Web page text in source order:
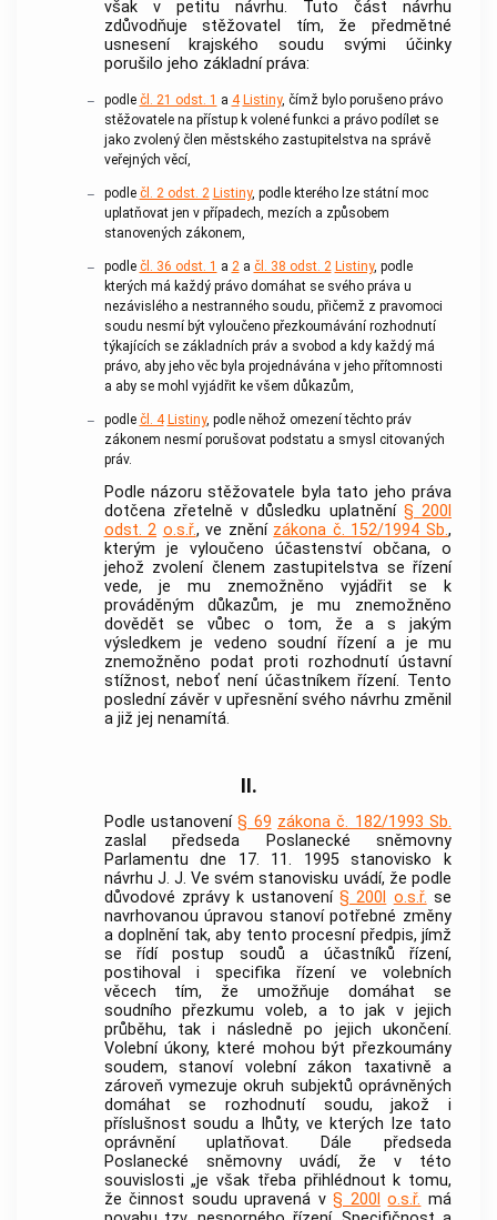
však v petitu návrhu. Tuto část návrhu
zdůvodňuje stěžovatel tím, že předmětné
usnesení krajského soudu svými účinky
porušilo jeho základní práva:
– podle čl. 21 odst. 1 a 4 Listiny, čímž bylo porušeno právo
stěžovatele na přístup k volené funkci a právo podílet se
jako zvolený člen městského zastupitelstva na správě
veřejných věcí,
– podle čl. 2 odst. 2 Listiny, podle kterého lze státní moc
uplatňovat jen v případech, mezích a způsobem
stanovených zákonem,
– podle čl. 36 odst. 1 a 2a čl. 38 odst. 2 Listiny, podle
kterých má každý právo domáhat se svého práva u
nezávislého a nestranného soudu, přičemž z pravomoci
soudu nesmí být vyloučeno přezkoumávání rozhodnutí
týkajících se základních práv a svobod a kdy každý má
právo, aby jeho věc byla projednávána v jeho přítomnosti
a aby se mohl vyjádřit ke všem důkazům,
– podle čl. 4 Listiny, podle něhož omezení těchto práv
zákonem nesmí porušovat podstatu a smysl citovaných
práv.
Podle názoru stěžovatele byla tato jeho práva
dotčena zřetelně v důsledku uplatnění § 200l
odst. 2 o.s.ř., ve znění zákona č. 152/1994 Sb.,
kterým je vyloučeno účastenství občana, o
jehož zvolení členem zastupitelstva se řízení
vede, je mu znemožněno vyjádřit se k
prováděným důkazům, je mu znemožněno
dovědět se vůbec o tom, že a s jakým
výsledkem je vedeno soudní řízení a je mu
znemožněno podat proti rozhodnutí ústavní
stížnost, neboť není účastníkem řízení. Tento
poslední závěr v upřesnění svého návrhu změnil
a již jej nenamítá.
II.
Podle ustanovení§ 69 zákona č. 182/1993 Sb.
zaslal předseda Poslanecké sněmovny
Parlamentu dne 17. 11. 1995 stanovisko k
návrhu J. J. Ve svém stanovisku uvádí, že podle
důvodové zprávy k ustanovení § 200l o.s.ř. se
navrhovanou úpravou stanoví potřebné změny
a doplnění tak, aby tento procesní předpis, jímž
se řídí postup soudů a účastníků řízení,
postihoval i specifika řízení ve volebních
věcech tím, že umožňuje domáhat se
soudního přezkumu voleb, a to jak v jejich
průběhu, tak i následně po jejich ukončení.
Volební úkony, které mohou být přezkoumány
soudem, stanoví volební zákon taxativně a
zároveň vymezuje okruh subjektů oprávněných
domáhat se rozhodnutí soudu, jakož i
příslušnost soudu a lhůty, ve kterých lze tato
oprávnění uplatňovat. Dále předseda
Poslanecké sněmovny uvádí, že v této
souvislosti „je však třeba přihlédnout k tomu,
že činnost soudu upravená v§ 200l o.s.ř. má